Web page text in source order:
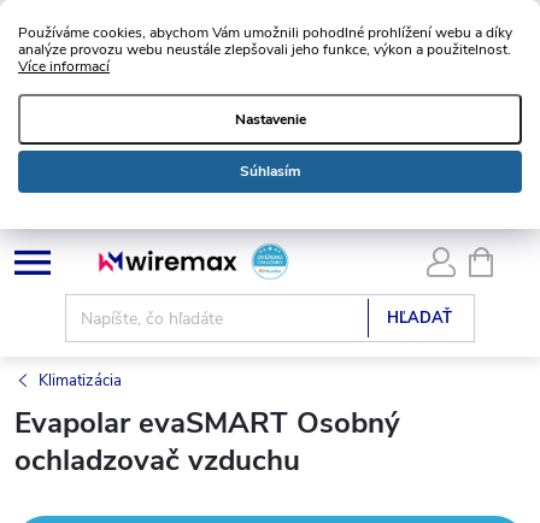
Používáme cookies, abychom Vám umožnili pohodlné prohlížení webu a díky
analýze provozu webu neustále zlepšovali jeho funkce, výkon a použitelnost.
Více informací
Nastavenie
Súhlasím
Prejsť
na
HĽADAŤ
KOŠÍK
Klimatizácia
Evapolar evaSMART Osobný
ochladzovač vzduchu